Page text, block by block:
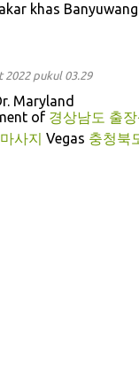
khas
2022 pukul 03.29
Maryland
of 경상남도 출
사지 Vegas 충청북